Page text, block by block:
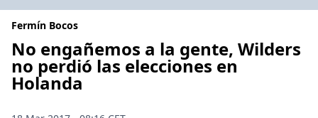
Fermín Bocos
No engañemos a la gente, Wilders
no perdió las elecciones en
Holanda